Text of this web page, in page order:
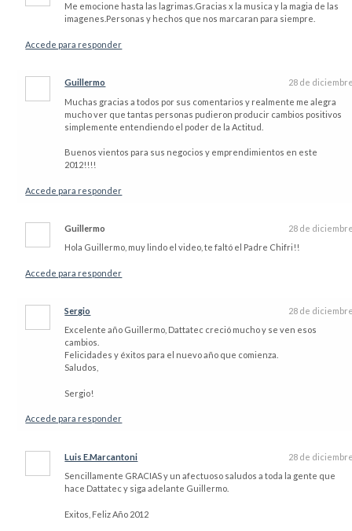
Me emocione hasta las lagrimas.Gracias x la musica y la magia de las
imagenes.Personas y hechos que nos marcaran para siempre.
Accede para responder
Guillermo
28 de
Muchas gracias a todos por sus comentarios y realmente me alegra
mucho ver que tantas personas pudieron producir cambios positivos
simplemente entendiendo el poder de la Actitud.
Buenos vientos para sus negocios y emprendimientos en este
2012!!!!
Accede para responder
Guillermo
28 de
Hola Guillermo, muy lindo el video, te faltó el Padre Chifri!!
Accede para responder
Sergio
28 de
Excelente año Guillermo, Dattatec creció mucho y se ven esos
cambios.
Felicidades y éxitos para el nuevo año que comienza.
Saludos,
Sergio!
Accede para responder
Luis E.Marcantoni
28 de
Sencillamente GRACIAS y un afectuoso saludos a toda la gente que
hace Dattatec y siga adelante Guillermo.
Exitos, Feliz Año 2012